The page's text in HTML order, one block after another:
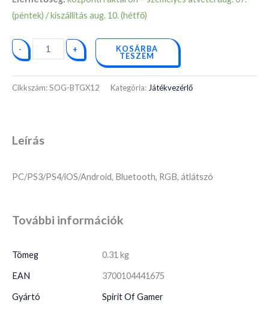
(péntek) / kiszállítás aug. 10. (hétfő)
- + KOSÁRBA
TESZEM
Cikkszám:SOG-BTGX12 Kategória: Játékvezérlő
Leírás
PC/PS3/PS4/iOS/Android, Bluetooth, RGB, átlátszó
További információk
Tömeg 0.31 kg
EAN 3700104441675
Gyártó Spirit Of Gamer